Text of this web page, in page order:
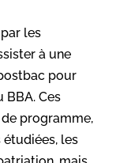
les
à une
pour
BBA. Ces
programme,
les